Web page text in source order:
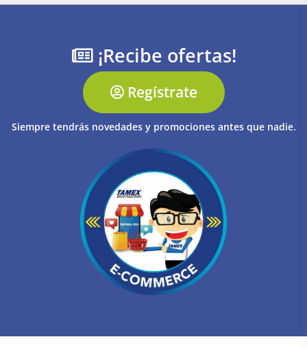
¡Recibe ofertas!
Regístrate
Siempre tendrás novedades y promociones antes que nadie.